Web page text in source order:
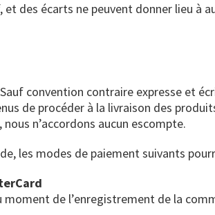
des écarts ne peuvent donner lieu à
convention contraire expresse et
de procéder à la livraison des
n’accordons aucun escompte.
les modes de paiement suivants
de l’enregistrement de la